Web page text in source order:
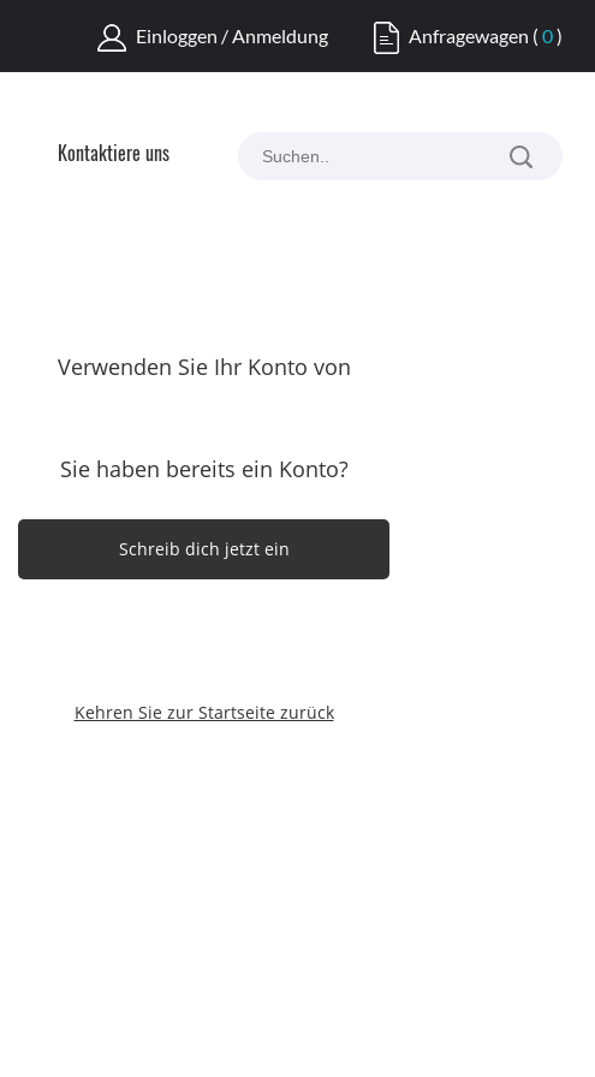
Einloggen / Anmeldung Anfragewagen (0)
Kontaktiere uns
Verwenden Sie Ihr Konto von
Sie haben bereits ein Konto?
Schreib dich jetzt ein
Kehren Sie zur Startseite zurück